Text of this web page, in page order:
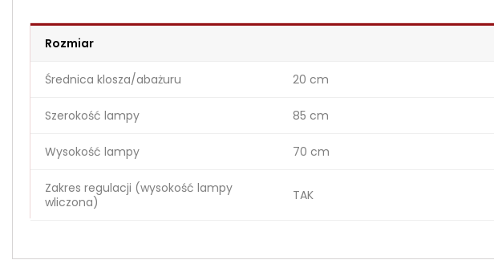
Rozmiar
Średnica klosza/abażuru 20 cm
Szerokość lampy 85 cm
Wysokość lampy 70 cm
Zakres regulacji (wysokość lampy
wliczona)
TAK